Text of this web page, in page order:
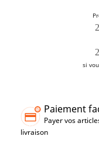
si
Paiement
Payer vos
livraison